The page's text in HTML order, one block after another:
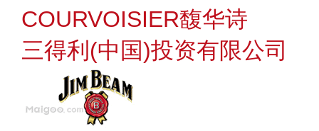
COURVOISIER馥华诗
三得利(中国)投资有限公司